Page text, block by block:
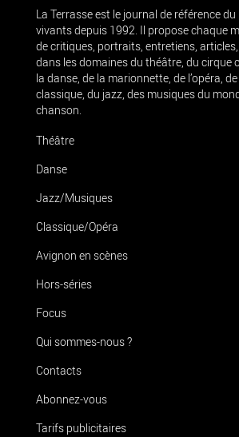
La Terrasse est le journal de référence
vivants depuis 1992. Il propose chaque
de critiques, portraits, entretiens,
dans les domaines du théâtre, du cirque
la danse, de la marionnette, de l’opéra,
classique, du jazz, des musiques du
chanson.
Théâtre
Danse
Jazz/Musiques
Classique/Opéra
Avignon en scènes
Hors-séries
Focus
Qui sommes-nous ?
Contacts
Abonnez-vous
Tarifs publicitaires